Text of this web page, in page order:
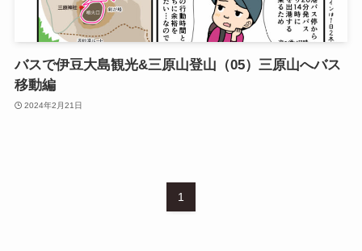
バスで伊豆大島観光&三原山登山（05）三原山へバス
移動編
2024年2月21日
1